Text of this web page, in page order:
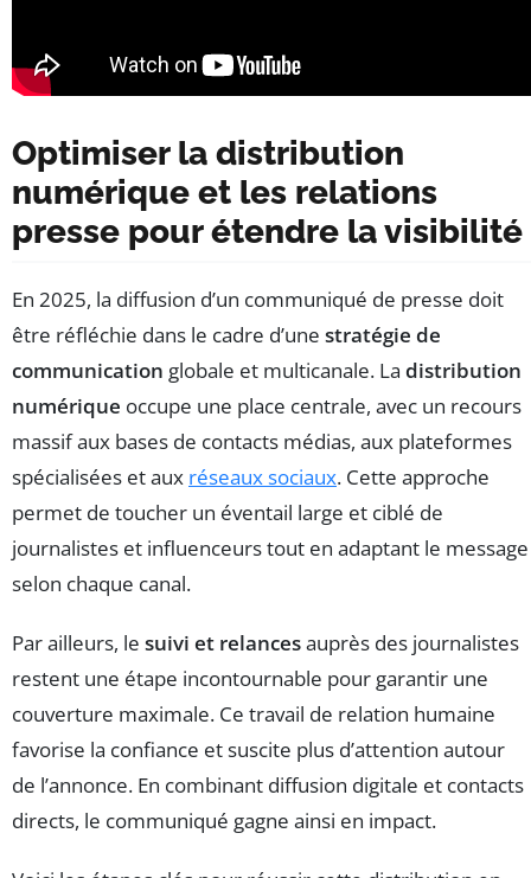
Optimiser la distribution
numérique et les relations
presse pour étendre la visibilité
En 2025, la diffusion d’un communiqué de presse doit
être réfléchie dans le cadre d’une stratégie de
communication globale et multicanale. La distribution
numérique occupe une place centrale, avec un recours
massif aux bases de contacts médias, aux plateformes
spécialisées et aux réseaux sociaux. Cette approche
permet de toucher un éventail large et ciblé de
journalistes et influenceurs tout en adaptant le message
selon chaque canal.
Par ailleurs, le suivi et relancesauprès des journalistes
restent une étape incontournable pour garantir une
couverture maximale. Ce travail de relation humaine
favorise la confiance et suscite plus d’attention autour
de l’annonce. En combinant diffusion digitale et contacts
directs, le communiqué gagne ainsi en impact.